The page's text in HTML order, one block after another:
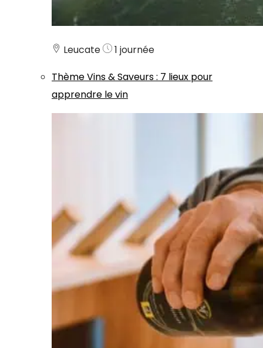
Leucate
1 journée
ThèmeVins & Saveurs: 7 lieux pour
apprendre le vin